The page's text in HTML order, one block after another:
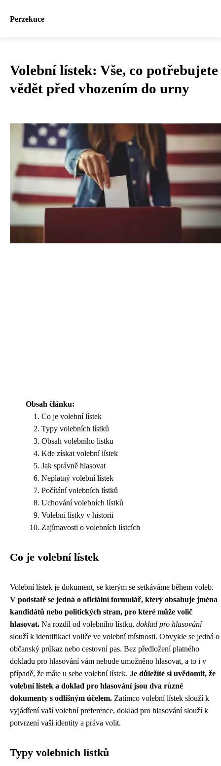
Perzekuce
Volební lístek: Vše, co potřebujete
vědět před vhozením do urny
Obsah článku:
Co je volební lístek
Typy volebních lístků
Obsah volebního lístku
Kde získat volební lístek
Jak správně hlasovat
Neplatný volební lístek
Počítání volebních lístků
Uchování volebních lístků
Volební lístky v historii
Zajímavosti o volebních lístcích
Co je volební lístek
Volební lístek je dokument, se kterým se setkáváme během voleb.
V podstatě se jedná o oficiální formulář, který obsahuje jména
kandidátů nebo politických stran, pro které může volič
hlasovat. Na rozdíl od volebního lístku, doklad pro hlasování
slouží k identifikaci voliče ve volební místnosti. Obvykle se jedná o
občanský průkaz nebo cestovní pas. Bez předložení platného
dokladu pro hlasování vám nebude umožněno hlasovat, a to i v
případě, že máte u sebe volební lístek. Je důležité si uvědomit, že
volební lístek a doklad pro hlasování jsou dva různé
dokumenty s odlišným účelem. Zatímco volební lístek slouží k
vyjádření vaší volební preference, doklad pro hlasování slouží k
potvrzení vaší identity a práva volit.
Typy volebních lístků